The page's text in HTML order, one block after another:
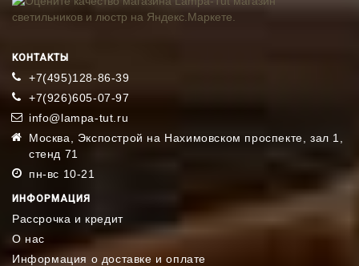
КОНТАКТЫ
+7(495)128-86-39
+7(926)605-07-97
info@lampa-tut.ru
Москва, Экспострой на Нахимовском проспекте, зал 1,
стенд 71
пн-вс 10-21
ИНФОРМАЦИЯ
Рассрочка и кредит
О нас
Информация о доставке и оплате